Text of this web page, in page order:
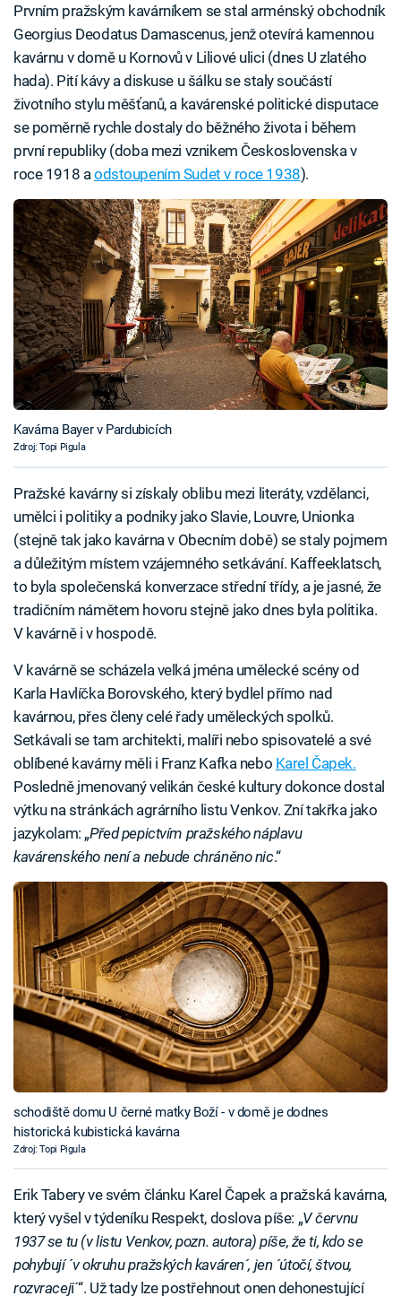
Prvním pražským kavárníkem se stal arménský obchodník
Georgius Deodatus Damascenus, jenž otevírá kamennou
kavárnu v domě u Kornovů v Liliové ulici (dnes U zlatého
hada). Pití kávy a diskuse u šálku se staly součástí
životního stylu měšťanů, a kavárenské politické disputace
se poměrně rychle dostaly do běžného života i během
první republiky (doba mezi vznikem Československa v
roce 1918 a odstoupením Sudet v roce 1938).
Kavárna Bayer v Pardubicích
Zdroj: Topi Pigula
Pražské kavárny si získaly oblibu mezi literáty, vzdělanci,
umělci i politiky a podniky jako Slavie, Louvre, Unionka
(stejně tak jako kavárna v Obecním době) se staly pojmem
a důležitým místem vzájemného setkávání. Kaffeeklatsch,
to byla společenská konverzace střední třídy, a je jasné, že
tradičním námětem hovoru stejně jako dnes byla politika.
V kavárně i v hospodě.
V kavárně se scházela velká jména umělecké scény od
Karla Havlíčka Borovského, který bydlel přímo nad
kavárnou, přes členy celé řady uměleckých spolků.
Setkávali se tam architekti, malíři nebo spisovatelé a své
oblíbené kavárny měli i Franz Kafka nebo Karel Čapek.
Posledně jmenovaný velikán české kultury dokonce dostal
výtku na stránkách agrárního listu Venkov. Zní takřka jako
jazykolam: „Před pepictvím pražského náplavu
kavárenského není a nebude chráněno nic.“
schodiště domu U černé matky Boží - v domě je dodnes
historická kubistická kavárna
Zdroj: Topi Pigula
Erik Tabery ve svém článku Karel Čapek a pražská kavárna,
který vyšel v týdeníku Respekt, doslova píše: „V červnu
1937 se tu (v listu Venkov, pozn. autora) píše, že ti, kdo se
pohybují ´v okruhu pražských kaváren´, jen ´útočí, štvou,
rozvracejí´“. Už tady lze postřehnout onen dehonestující